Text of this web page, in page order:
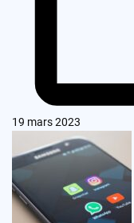
19 mars 2023